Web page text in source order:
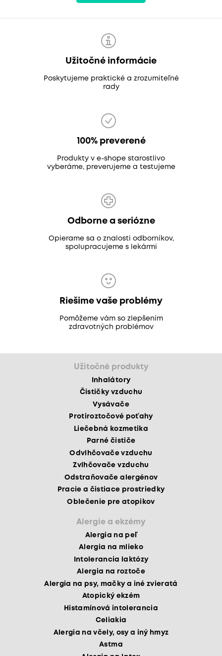
Užitočné informácie
Poskytujeme praktické a zrozumiteľné
rady
100% preverené
Produkty v e-shope starostlivo
vyberáme, preverujeme a testujeme
Odborne a seriózne
Opierame sa o znalosti odborníkov,
spolupracujeme s lekármi
Riešime vaše problémy
Pomôžeme vám so zlepšením
zdravotných problémov
Užitočné produkty
Inhalátory
Čističky vzduchu
Vysávače
Protiroztočové poťahy
Liečebná kozmetika
Parné čističe
Odvlhčovače vzduchu
Zvlhčovače vzduchu
Odstraňovače alergénov
Pracie a čistiace prostriedky
Oblečenie pre atopikov
Alergie a ekzémy
Alergia na peľ
Alergia na mlieko
Intolerancia laktózy
Alergia na roztoče
Alergia na psy, mačky a iné zvieratá
Atopický ekzém
Histamínová intolerancia
Celiakia
Alergia na včely, osy a iný hmyz
Astma